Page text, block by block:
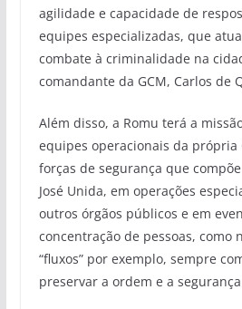
agilidade e capacidade de
equipes especializadas, que
combate à criminalidade na
comandante da GCM, Carlos de
Além disso, a Romu terá a
equipes operacionais da própria
forças de segurança que
José Unida, em operações
outros órgãos públicos e em
concentração de pessoas, como
“fluxos” por exemplo, sempre
preservar a ordem e a